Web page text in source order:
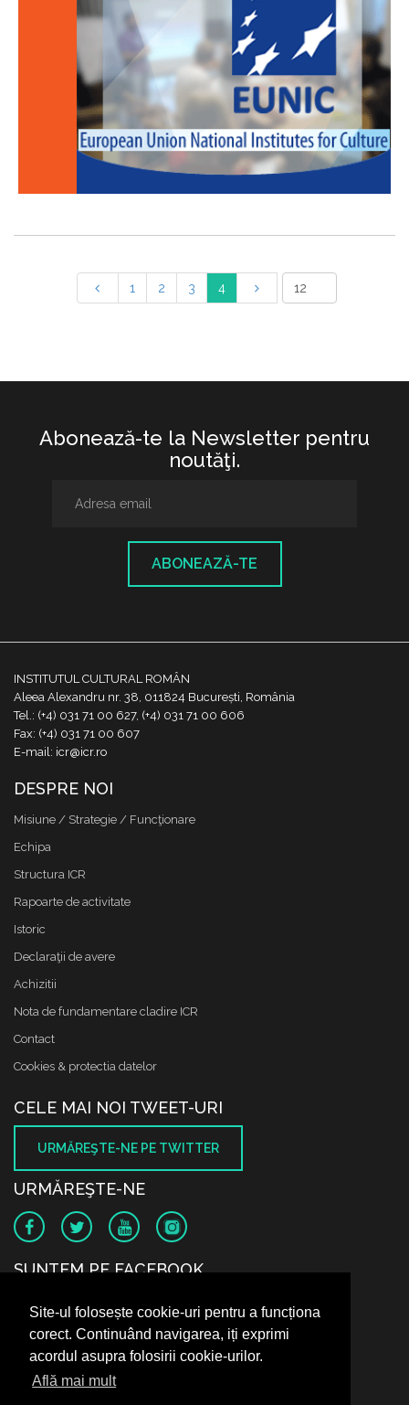
Site-ul folosește cookie-uri pentru a funcționa
corect. Continuând navigarea, iți exprimi
acordul asupra folosirii cookie-urilor.
Află mai mult
1 2 3 4
Abonează-te la Newsletter pentru
noutăţi.
ABONEAZĂ-TE
INSTITUTUL CULTURAL ROMÂN
Aleea Alexandru nr. 38, 011824 București, România
Tel.: (+4) 031 71 00 627, (+4) 031 71 00 606
Fax: (+4) 031 71 00 607
E-mail: icr@icr.ro
DESPRE NOI
Misiune / Strategie / Funcţionare
Echipa
Structura ICR
Rapoarte de activitate
Istoric
Declaraţii de avere
Achizitii
Nota de fundamentare cladire ICR
Contact
Cookies & protectia datelor
CELE MAI NOI TWEET-URI
URMĂREŞTE-NE PE TWITTER
URMĂREŞTE-NE
SUNTEM PE FACEBOOK